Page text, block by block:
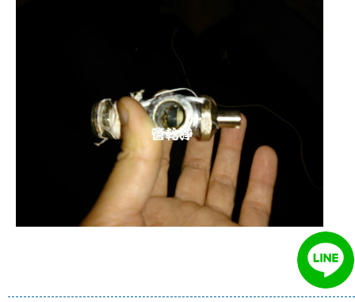
清洗水管 水管清洗 洗水管 熱水管堵塞